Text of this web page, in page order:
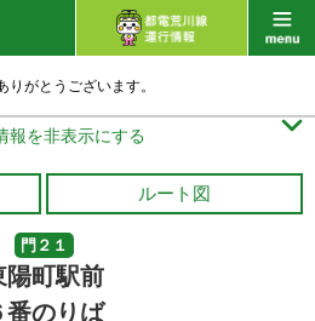
がとうございます。
報を非表示にする 
ルート図
門２１
陽町駅前
番のりば